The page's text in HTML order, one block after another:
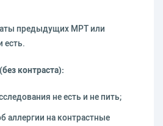
предыдущих МРТ или
есть.
контраста):
не есть и не пить;
аллергии на контрастные